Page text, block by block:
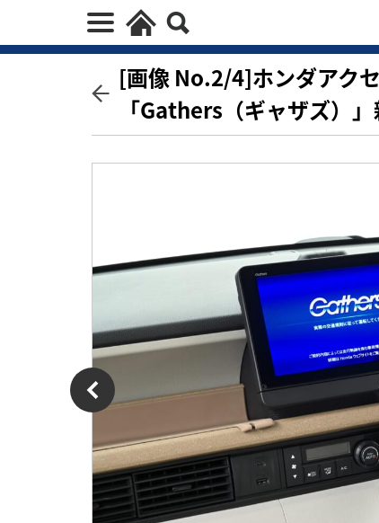
[画像 No.2/4]ホンダアク
「Gathers（ギャザズ）